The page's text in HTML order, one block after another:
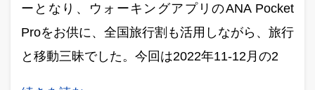
ーとなり、ウォーキングアプリのANA Pocket
Proをお供に、全国旅行割も活用しながら、旅行
と移動三昧でした。今回は2022年11-12月の2